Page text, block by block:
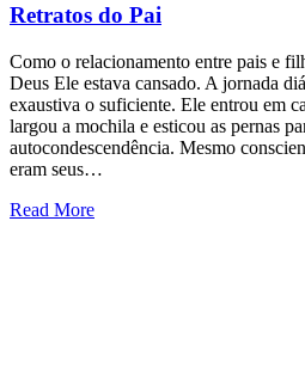
Retratos do Pai
Como o relacionamento entre pais e
Deus Ele estava cansado. A jornada
exaustiva o suficiente. Ele entrou em
largou a mochila e esticou as pernas
autocondescendência. Mesmo
eram seus…
Read More